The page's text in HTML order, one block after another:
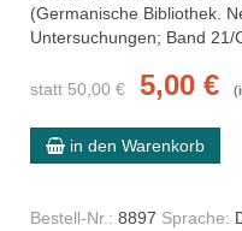
(Germanische Bibliothek.
Untersuchungen; Band 21/
statt 50,00 € 5,00 €
in den Warenkorb
Bestell-Nr.: 8897 Sprache: